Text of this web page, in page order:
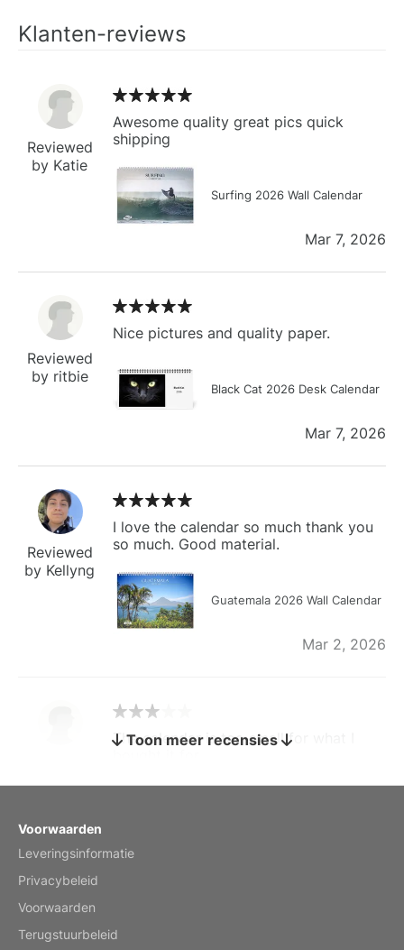
Klanten-reviews
Reviewed
by Katie
Awesome quality great pics quick
shipping
Surfing 2026 Wall Calendar
Mar 7, 2026
Reviewed
by ritbie
Nice pictures and quality paper.
Black Cat 2026 Desk Calendar
Mar 7, 2026
Reviewed
by Kellyng
I love the calendar so much thank you
so much. Good material.
Guatemala 2026 Wall Calendar
Mar 2, 2026
by charles
The calendar is too small for what I
Toon meer recensies
Voorwaarden
Leveringsinformatie
Privacybeleid
Voorwaarden
Terugstuurbeleid